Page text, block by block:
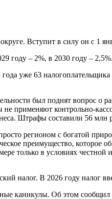
Вступит в силу он с 1
году – 2%, в 2030 году –
уже 63
был поднят вопрос о
применяют контрольно-
Штрафы составили 56 млн
регионом с богатой
преимущество, которое
только в условиях
налог. В 2026 году налог
каникулы. Об этом сообщил